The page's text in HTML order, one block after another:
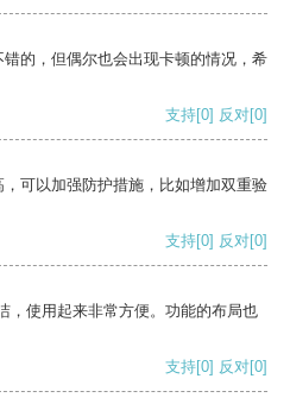
的，但偶尔也会出现卡顿的情况，希
支持[0] 反对[0]
可以加强防护措施，比如增加双重验
支持[0] 反对[0]
，使用起来非常方便。功能的布局也
支持[0] 反对[0]